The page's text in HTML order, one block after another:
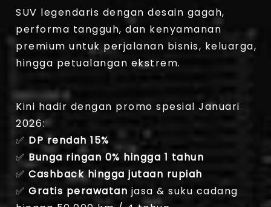
SUV legendaris dengan desain gagah,
performa tangguh, dan kenyamanan
premium untuk perjalanan bisnis, keluarga,
hingga petualangan ekstrem.
Kini hadir dengan promo spesial Januari
2026:
✅ DP rendah 15%
✅ Bunga ringan 0% hingga 1 tahun
✅ Cashback hingga jutaan rupiah
✅ Gratis perawatan jasa & suku cadang